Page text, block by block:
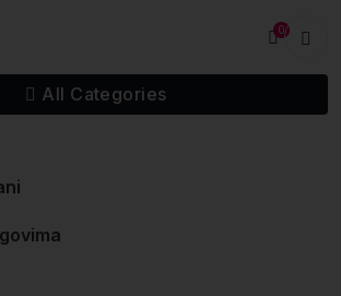
0
All Categories